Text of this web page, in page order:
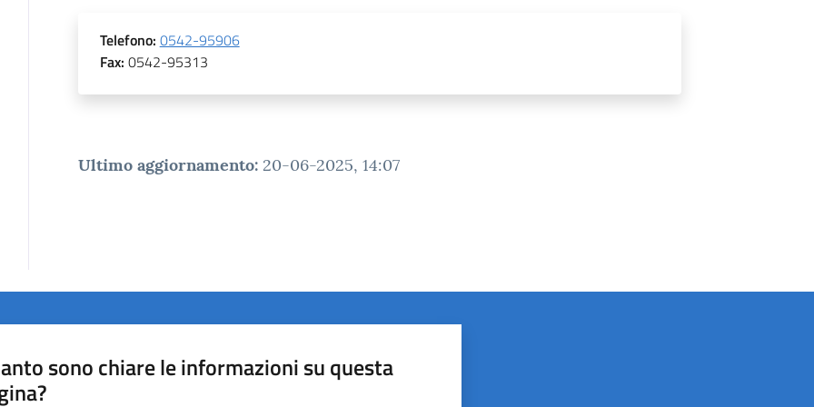
Telefono: 0542-95906
Fax: 0542-95313
Ultimo aggiornamento: 20-06-2025, 14:07
sono chiare le informazioni su questa